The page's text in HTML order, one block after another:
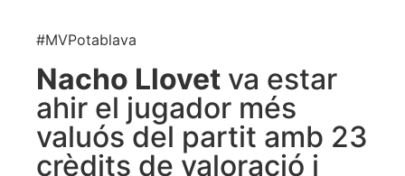
#MVPotablava
Nacho Llovet va estar
ahir el jugador més
valuós del partit amb 23
crèdits de valoració i